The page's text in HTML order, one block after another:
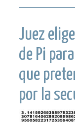
Juez
de Pi
que
por la